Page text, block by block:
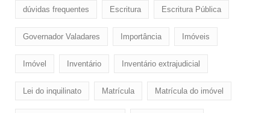
dúvidas frequentes Escritura Escritura Pública
Governador Valadares Importância Imóveis
Imóvel Inventário Inventário extrajudicial
Lei do inquilinato Matrícula Matrícula do imóvel